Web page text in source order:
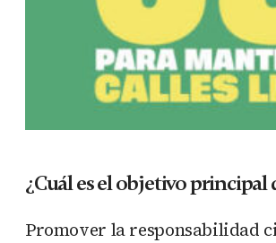
¿Cuál es el objetivo principal
Promover la responsabilidad